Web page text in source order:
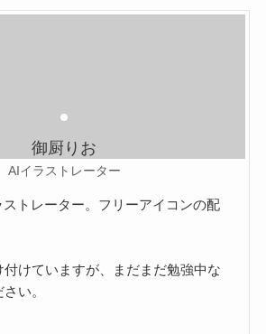
御厨りお
AIイラストレーター
トレーター。フリーアイコンの配
付けていますが、まだまだ勉強中な
い。